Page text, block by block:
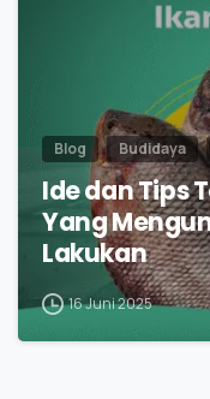
Blog Budidaya
Ide dan Tips
Yang
Lakukan
16 Juni 2025